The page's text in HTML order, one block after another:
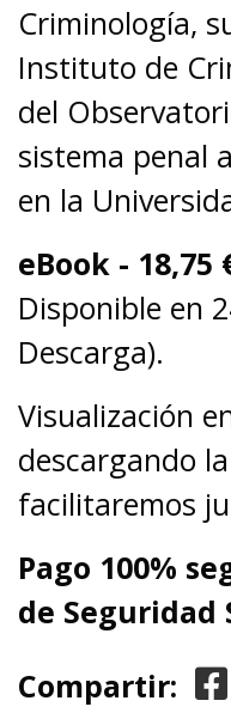
Criminología,
Instituto de
del
sistema penal
en la
eBook - 18,75
Disponible en
Descarga).
Visualización
descargando
facilitaremos
Pago 100%
de Seguridad
Compartir: